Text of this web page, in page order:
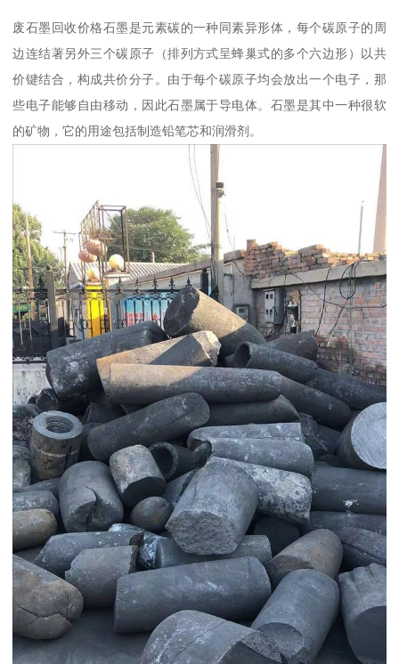
废石墨回收价格石墨是元素碳的一种同素异形体，每个碳原子的周
边连结著另外三个碳原子（排列方式呈蜂巢式的多个六边形）以共
价键结合，构成共价分子。由于每个碳原子均会放出一个电子，那
些电子能够自由移动，因此石墨属于导电体。石墨是其中一种很软
的矿物，它的用途包括制造铅笔芯和润滑剂。